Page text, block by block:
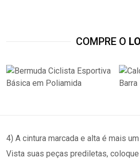
COMPRE O
4) A cintura marcada e alta é mais
Vista suas peças prediletas,